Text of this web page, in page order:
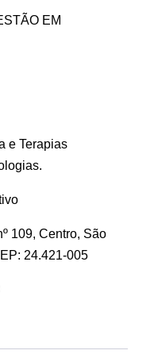
EM
e Terapias
109, Centro, São
24.421-005